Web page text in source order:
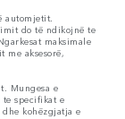
automjetit.
do të ndikojnë te
maksimale
me aksesorë,
Mungesa e
specifikat e
kohëzgjatja e